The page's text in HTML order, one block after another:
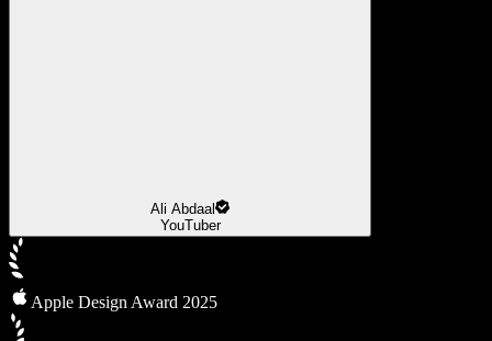
Ali Abdaal
YouTuber
Apple Design Award 2025